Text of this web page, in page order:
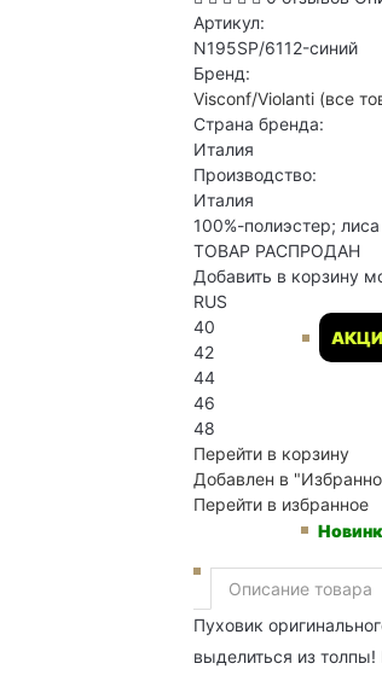
Артикул:
N195SP/6112-синий
Бренд:
Visconf/Violanti (все
Страна бренда:
Италия
Производство:
Италия
100%-полиэстер;
ТОВАР РАСПРОДАН
Добавить в корзину
RUS
40
42
44
46
48
Перейти в корзину
Добавлен в
Перейти в избранное
Описание товара
Пуховик
выделиться из